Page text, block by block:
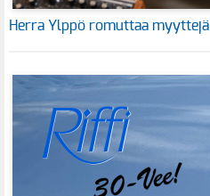
Herra Ylppö romuttaa myyttejä